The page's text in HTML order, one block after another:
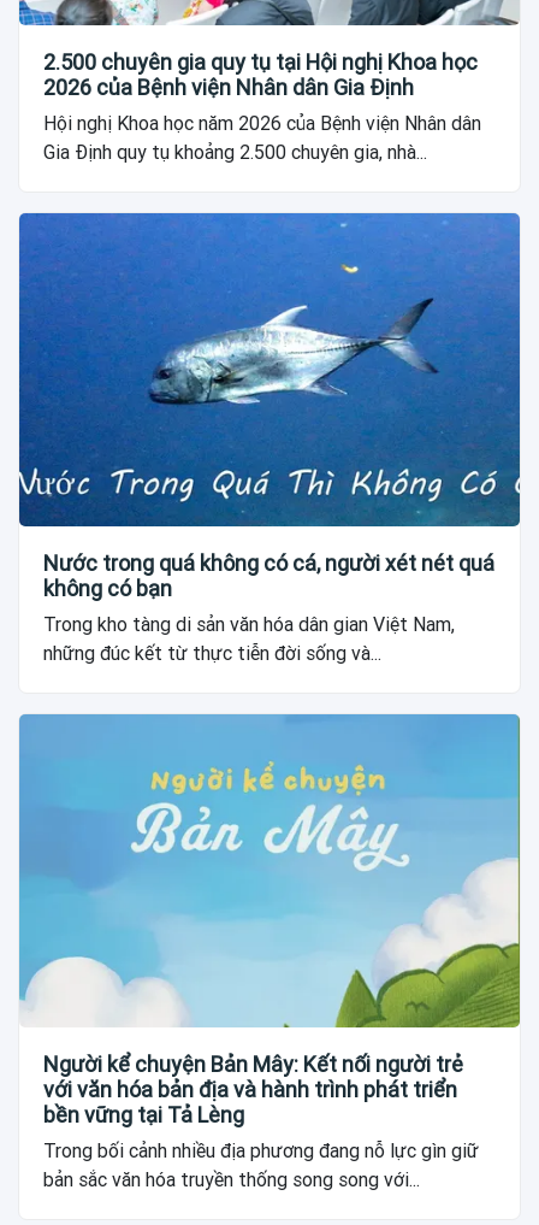
2.500 chuyên gia quy tụ tại Hội nghị Khoa học
2026 của Bệnh viện Nhân dân Gia Định
Hội nghị Khoa học năm 2026 của Bệnh viện Nhân dân
Gia Định quy tụ khoảng 2.500 chuyên gia, nhà...
Nước trong quá không có cá, người xét nét quá
không có bạn
Trong kho tàng di sản văn hóa dân gian Việt Nam,
những đúc kết từ thực tiễn đời sống và...
Người kể chuyện Bản Mây: Kết nối người trẻ
với văn hóa bản địa và hành trình phát triển
bền vững tại Tả Lèng
Trong bối cảnh nhiều địa phương đang nỗ lực gìn giữ
bản sắc văn hóa truyền thống song song với...